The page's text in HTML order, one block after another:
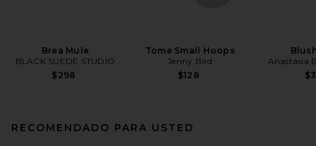
Brea Mule
BLACK SUEDE STUDIO
$298
Tome Small Hoops
Jenny Bird
$128
Anastasia
RECOMENDADO PARA USTED